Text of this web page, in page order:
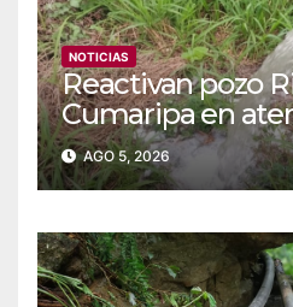
NOTICIAS
Reactivan pozo
Cumaripa en
familias de
AGO 5, 2026